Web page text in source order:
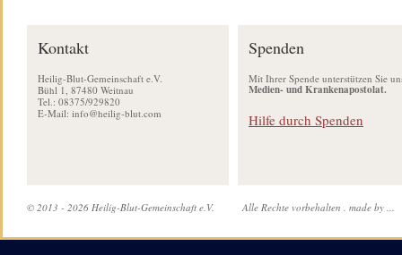
Kontakt
Heilig-Blut-Gemeinschaft e.V.
Bühl 1, 87480 Weitnau
Tel.: 08375/929820
E-Mail: info@heilig-blut.com
Spenden
Mit Ihrer Spende unterstützen Sie
Medien- und Krankenapostolat.
Hilfe durch Spenden
© 2013 - 2026 Heilig-Blut-Gemeinschaft e.V. Alle Rechte vorbehalten . made by ...